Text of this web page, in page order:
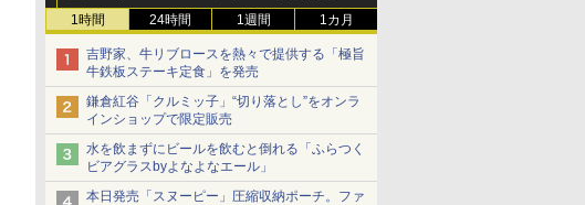
1時間 24時間 1週間 1カ月
吉野家、牛リブロースを熱々で提供する「極旨
牛鉄板ステーキ定食」を発売
鎌倉紅谷「クルミッ子」“切り落とし”をオンラ
インショップで限定販売
水を飲まずにビールを飲むと倒れる「ふらつく
ビアグラスbyよなよなエール」
本日発売「スヌーピー」圧縮収納ポーチ。ファ